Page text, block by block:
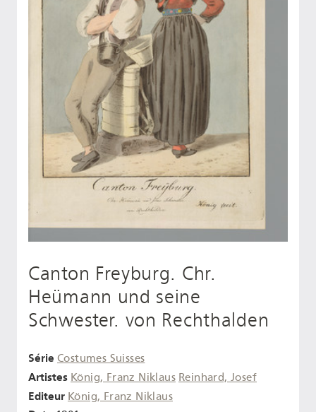
Canton Freyburg. Chr.
Heümann und seine
Schwester. von Rechthalden
Série Costumes Suisses
Artistes König, Franz Niklaus Reinhard, Josef
Editeur König, Franz Niklaus